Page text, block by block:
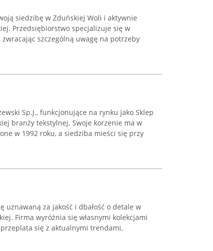
siedzibę w Zduńskiej Woli i aktywnie
Przedsiębiorstwo specjalizuje się w
szczególną uwagę na potrzeby
Sp.J., funkcjonujące na rynku jako Sklep
branży tekstylnej. Swoje korzenie ma w
w 1992 roku, a siedziba mieści się przy
uznawaną za jakość i dbałość o detale w
Firma wyróżnia się własnymi kolekcjami
się z aktualnymi trendami,